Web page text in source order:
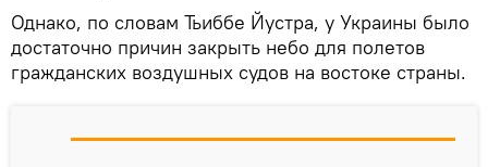
Однако, по словам Тьиббе Йустра, у Украины было
достаточно причин закрыть небо для полетов
гражданских воздушных судов на востоке страны.